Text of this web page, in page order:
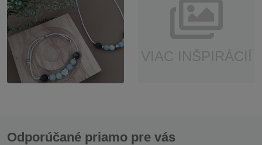
Odporúčané priamo pre vás